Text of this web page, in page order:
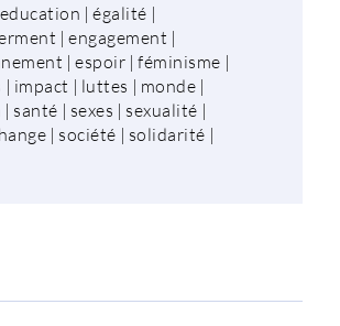
education |égalité |
|engagement |
|espoir |féminisme |
| impact | luttes | monde |
| santé | sexes | sexualité |
| société | solidarité |